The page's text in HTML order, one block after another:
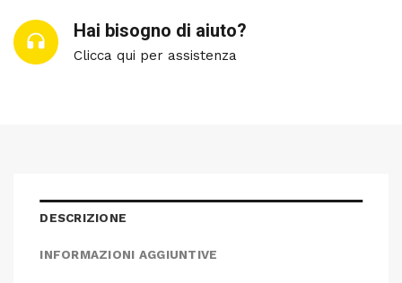
Hai bisogno di aiuto?
Clicca qui per assistenza
DESCRIZIONE
INFORMAZIONI AGGIUNTIVE